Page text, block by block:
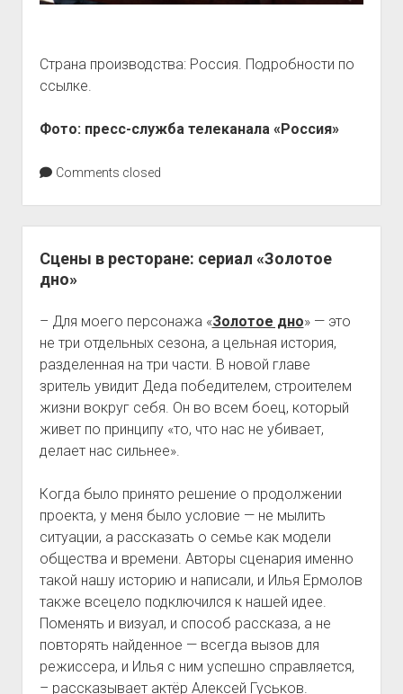
Страна производства: Россия. Подробности по
ссылке.
Фото: пресс-служба телеканала «Россия»
Comments closed
Сцены в ресторане: сериал «Золотое
дно»
– Для моего персонажа «Золотое дно» — это
не три отдельных сезона, а цельная история,
разделенная на три части. В новой главе
зритель увидит Деда победителем, строителем
жизни вокруг себя. Он во всем боец, который
живет по принципу «то, что нас не убивает,
делает нас сильнее».
Когда было принято решение о продолжении
проекта, у меня было условие — не мылить
ситуации, а рассказать о семье как модели
общества и времени. Авторы сценария именно
такой нашу историю и написали, и Илья Ермолов
также всецело подключился к нашей идее.
Поменять и визуал, и способ рассказа, а не
повторять найденное — всегда вызов для
режиссера, и Илья с ним успешно справляется,
– рассказывает актёр Алексей Гуськов.